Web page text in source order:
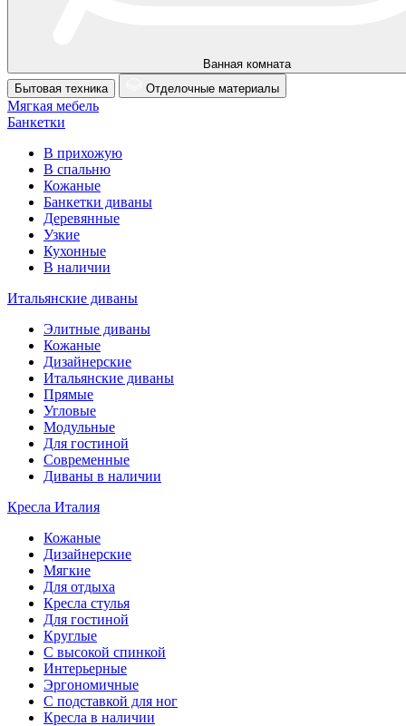
Ванная комната
Бытовая техника
Отделочные материалы
Мягкая мебель
Банкетки
В прихожую
В спальню
Кожаные
Банкетки диваны
Деревянные
Узкие
Кухонные
В наличии
Итальянские диваны
Элитные диваны
Кожаные
Дизайнерские
Итальянские диваны
Прямые
Угловые
Модульные
Для гостиной
Современные
Диваны в наличии
Кресла Италия
Кожаные
Дизайнерские
Мягкие
Для отдыха
Кресла стулья
Для гостиной
Круглые
С высокой спинкой
Интерьерные
Эргономичные
С подставкой для ног
Кресла в наличии